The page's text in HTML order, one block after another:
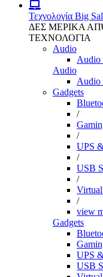
Τεχνολογία Big
ΔΕΣ ΜΕΡΙΚΑ
ΤΕΧΝΟΛΟΓΙΑ
Audio
Audio
Audio
Audio
Gadgets
/
/
UPS
/
USB
/
/
view
Gadgets
UPS
USB